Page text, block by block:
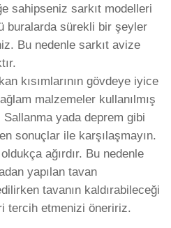
sahipseniz sarkıt modelleri
buralarda sürekli bir şeyler
Bu nedenle sarkıt avize
kısımlarının gövdeye iyice
malzemeler kullanılmış
yada deprem gibi
sonuçlar ile karşılaşmayın.
ağırdır. Bu nedenle
yapılan tavan
tavanın kaldırabileceği
tercih etmenizi öneririz.